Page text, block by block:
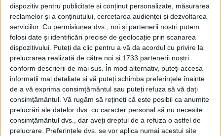
dispozitiv pentru publicitate și conținut personalizate, măsurarea
reclamelor și a conținutului, cercetarea audienței și dezvoltarea
serviciilor. Cu permisiunea dvs., noi și partenerii noștri putem
folosi date și identificări precise de geolocație prin scanarea
dispozitivului. Puteți da clic pentru a vă da acordul cu privire la
prelucrarea realizată de către noi și 1733 partenerii noștri
conform descrierii de mai sus. În mod alternativ, puteți accesa
informații mai detaliate și vă puteți schimba preferințele înainte
de a vă exprima consimțământul sau puteți refuza să vă dați
consimțământul. Vă rugăm să rețineți că este posibil ca anumite
prelucrări ale datelor dvs. cu caracter personal să nu necesite
consimțământul dvs., dar aveți dreptul de a refuza o astfel de
prelucrare. Preferințele dvs. se vor aplica numai acestui site
dres. Şi atunci era zama aceasta de burece,
care se înăcreşte cu moare de varză”, a
explicat Elena Rus.